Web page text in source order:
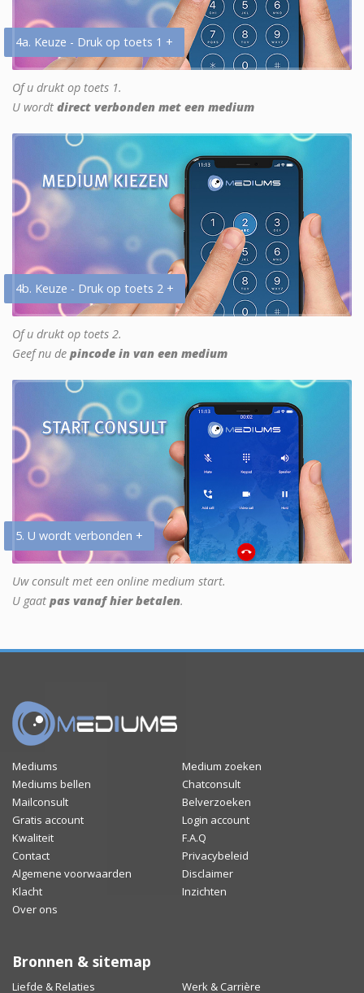
4a. Keuze - Druk op toets 1 +
Of u drukt op toets 1.
U wordt direct verbonden met een medium
4b. Keuze - Druk op toets 2 +
Of u drukt op toets 2.
Geef nu de pincode in van een medium
5. U wordt verbonden +
Uw consult met een online medium start.
U gaat pas vanaf hier betalen.
Mediums
Medium zoeken
Mediums bellen
Chatconsult
Mailconsult
Belverzoeken
Gratis account
Login account
Kwaliteit
F.A.Q
Contact
Privacybeleid
Algemene voorwaarden
Disclaimer
Klacht
Inzichten
Over ons
Bronnen & sitemap
Liefde & Relaties Werk & Carrière